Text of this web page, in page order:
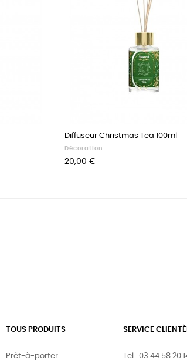
Diffuseur Christmas Tea 100ml
Décoration
Prix
20,00 €
TOUS PRODUITS
Prêt-à-porter
SERVICE
Tel : 03 44 58 20